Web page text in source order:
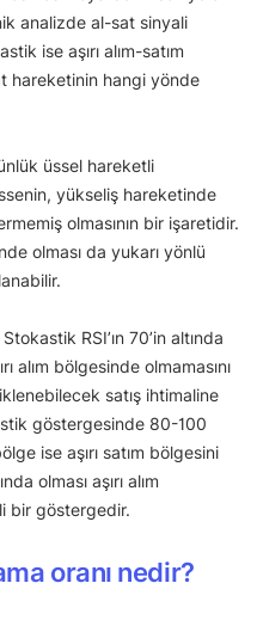
analizde al-sat sinyali
ise aşırı alım-satım
hareketinin hangi yönde
üssel hareketli
yükseliş hareketinde
olmasının bir işaretidir.
olması da yukarı yönlü
RSI’ın 70’in altında
alım bölgesinde olmamasını
satış ihtimaline
göstergesinde 80-100
ise aşırı satım bölgesini
olması aşırı alım
bir göstergedir.
oranı nedir?